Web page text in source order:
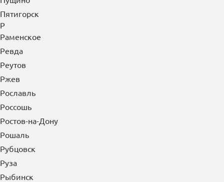
Пятигорск
Р
Раменское
Ревда
Реутов
Ржев
Рославль
Россошь
Ростов-на-Дону
Рошаль
Рубцовск
Руза
Рыбинск